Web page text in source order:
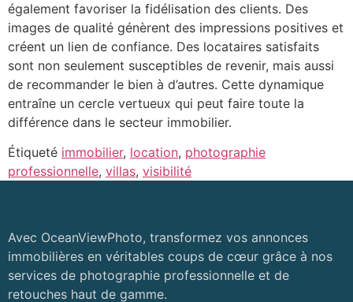
également favoriser la fidélisation des clients. Des
images de qualité génèrent des impressions positives et
créent un lien de confiance. Des locataires satisfaits
sont non seulement susceptibles de revenir, mais aussi
de recommander le bien à d’autres. Cette dynamique
entraîne un cercle vertueux qui peut faire toute la
différence dans le secteur immobilier.
Étiqueté immobilier, location, photographie
professionnelle, villas, visibilité
Avec OceanViewPhoto, transformez vos annonces
immobilières en véritables coups de cœur grâce à nos
services de photographie professionnelle et de
retouches haut de gamme.